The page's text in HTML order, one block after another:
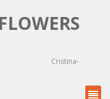
Cristina-